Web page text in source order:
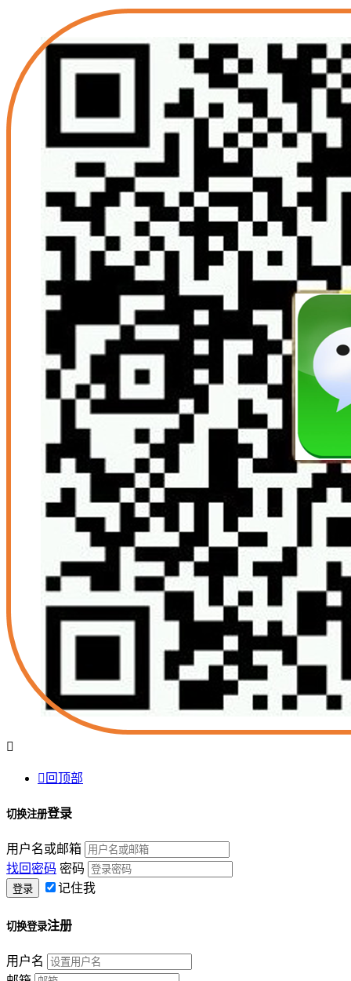

 回顶部
切换注册登录
用户名或邮箱
找回密码 密码
记住我
切换登录注册
用户名